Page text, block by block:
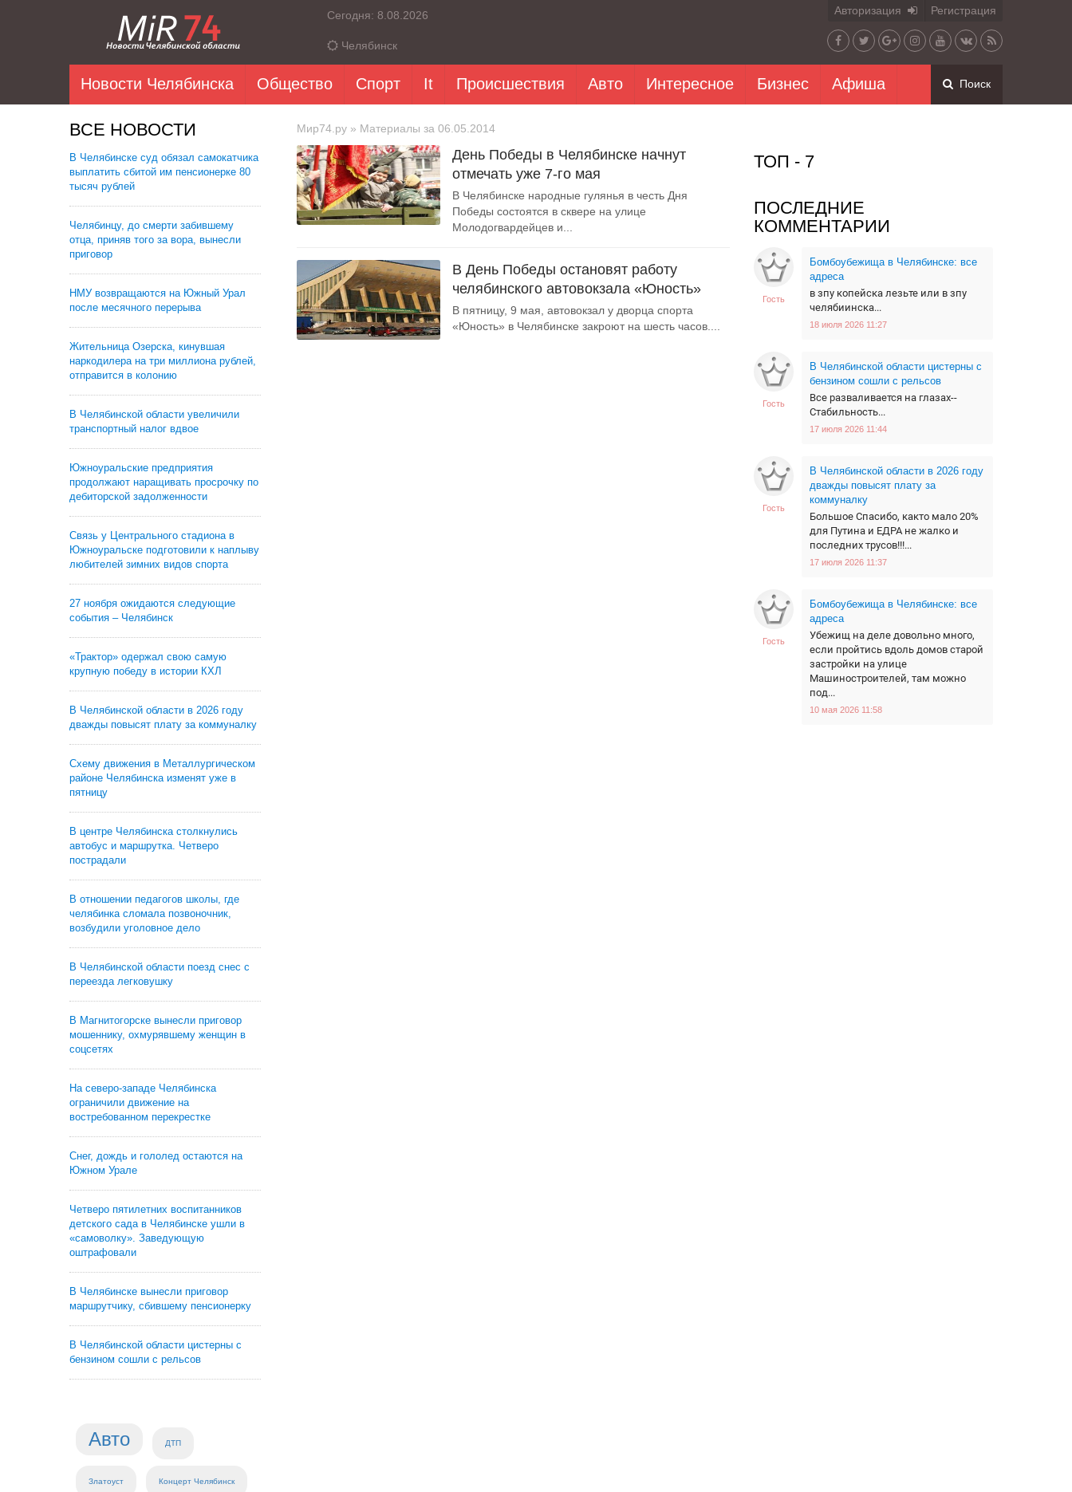
Сегодня: 8.08.2026
Челябинск
Авторизация Регистрация
Новости Челябинска Общество Спорт It Происшествия Авто Интересное Бизнес Афиша Поиск
ВСЕ НОВОСТИ
В Челябинске суд обязал самокатчика
выплатить сбитой им пенсионерке 80
тысяч рублей
Челябинцу, до смерти забившему
отца, приняв того за вора, вынесли
приговор
НМУ возвращаются на Южный Урал
после месячного перерыва
Жительница Озерска, кинувшая
наркодилера на три миллиона рублей,
отправится в колонию
В Челябинской области увеличили
транспортный налог вдвое
Южноуральские предприятия
продолжают наращивать просрочку по
дебиторской задолженности
Связь у Центрального стадиона в
Южноуральске подготовили к наплыву
любителей зимних видов спорта
27 ноября ожидаются следующие
события – Челябинск
«Трактор» одержал свою самую
крупную победу в истории КХЛ
В Челябинской области в 2026 году
дважды повысят плату за коммуналку
Схему движения в Металлургическом
районе Челябинска изменят уже в
пятницу
В центре Челябинска столкнулись
автобус и маршрутка. Четверо
пострадали
В отношении педагогов школы, где
челябинка сломала позвоночник,
возбудили уголовное дело
В Челябинской области поезд снес с
переезда легковушку
В Магнитогорске вынесли приговор
мошеннику, охмурявшему женщин в
соцсетях
На северо-западе Челябинска
ограничили движение на
востребованном перекрестке
Снег, дождь и гололед остаются на
Южном Урале
Четверо пятилетних воспитанников
детского сада в Челябинске ушли в
«самоволку». Заведующую
оштрафовали
В Челябинске вынесли приговор
маршрутчику, сбившему пенсионерку
В Челябинской области цистерны с
бензином сошли с рельсов
Авто ДТП
Златоуст Концерт Челябинск
ТОП - 7
ПОСЛЕДНИЕ
КОММЕНТАРИИ
Гость
Бомбоубежища в Челябинске: все
адреса
в зпу копейска лезьте или в зпу
челябиинска...
18 июля 2026 11:27
Гость
В Челябинской области цистерны с
бензином сошли с рельсов
Все разваливается на глазах--
Стабильность...
17 июля 2026 11:44
Гость
В Челябинской области в 2026 году
дважды повысят плату за
коммуналку
Большое Спасибо, както мало 20%
для Путина и ЕДРА не жалко и
последних трусов!!!...
17 июля 2026 11:37
Гость
Бомбоубежища в Челябинске: все
адреса
Убежищ на деле довольно много,
если пройтись вдоль домов старой
застройки на улице
Машиностроителей, там можно
под...
10 мая 2026 11:58
Мир74.ру » Материалы за 06.05.2014
День Победы в Челябинске начнут
отмечать уже 7-го мая
В Челябинске народные гулянья в честь Дня
Победы состоятся в сквере на улице
Молодогвардейцев и...
В День Победы остановят работу
челябинского автовокзала «Юность»
В пятницу, 9 мая, автовокзал у дворца спорта
«Юность» в Челябинске закроют на шесть часов....